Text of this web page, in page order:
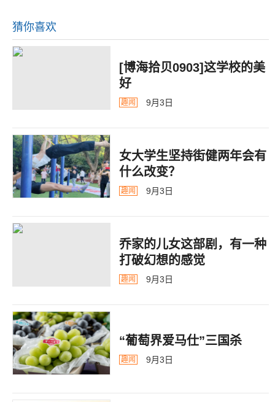
猜你喜欢
[博海拾贝0903]这学校的美
好
趣闻 9月3日
女大学生坚持街健两年会有
什么改变？
趣闻 9月3日
乔家的儿女这部剧，有一种
打破幻想的感觉
趣闻 9月3日
“葡萄界爱马仕”三国杀
趣闻 9月3日